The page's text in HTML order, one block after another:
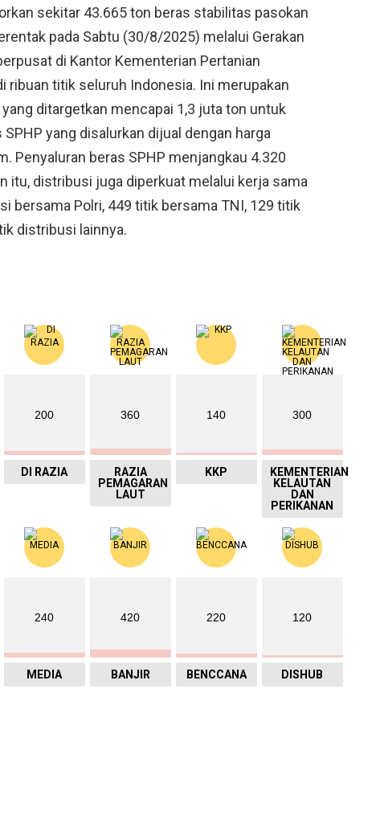
sekitar 43.665 ton beras stabilitas pasokan
pada Sabtu (30/8/2025) melalui Gerakan
di Kantor Kementerian Pertanian
ribuan titik seluruh Indonesia. Ini merupakan
ditargetkan mencapai 1,3 juta ton untuk
yang disalurkan dijual dengan harga
Penyaluran beras SPHP menjangkau 4.320
itu, distribusi juga diperkuat melalui kerja sama
bersama Polri, 449 titik bersama TNI, 129 titik
distribusi lainnya.
200
DI RAZIA
360
RAZIA
PEMAGARAN
LAUT
140
KKP
300
KEMENTERIAN
KELAUTAN
DAN
PERIKANAN
240
MEDIA
420
BANJIR
220
BENCCANA
120
DISHUB